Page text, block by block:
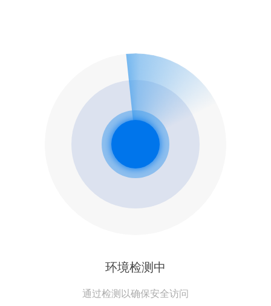
环境检测中
通过检测以确保安全访问